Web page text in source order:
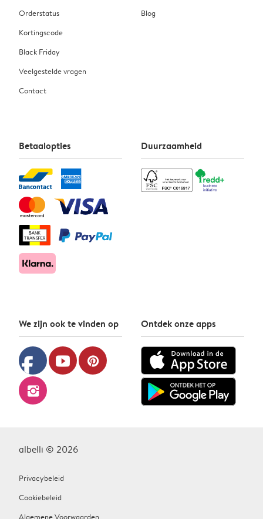
Orderstatus
Kortingscode
Black Friday
Veelgestelde vragen
Contact
Blog
Betaalopties Duurzaamheid
We zijn ook te vinden op
facebook youtube pinterest
instagram
Ontdek onze apps
albelli © 2026
Privacybeleid
Cookiebeleid
Algemene Voorwaarden